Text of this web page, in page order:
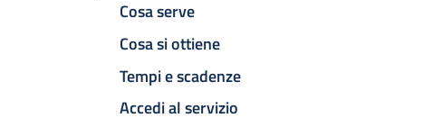
Cosa serve
Cosa si ottiene
Tempi e scadenze
Accedi al servizio